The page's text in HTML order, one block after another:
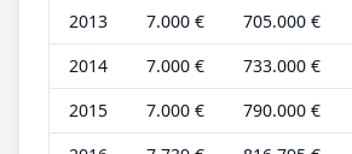
2013
7.000 € 705.000 €
2014
7.000 € 733.000 €
2015
7.000 € 790.000 €